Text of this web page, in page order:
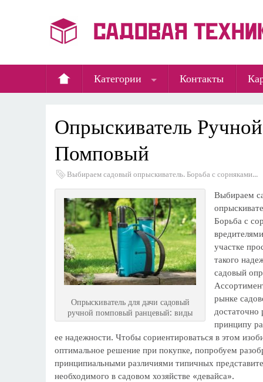
Категории Контакты
Опрыскиватель Ручной
Помповый
Выбираем садовый опрыскиватель. Борьба с сорняками...
Опрыскиватель для дачи садовый
ручной помповый ранцевый: виды
Выбираем
Борьба с
участке
такого
садовый
рынке
достаточно
принципу
ее надежности. Чтобы сориентироваться в этом
оптимальное решение при покупке, попробуем
принципиальными различиями типичных
необходимого в садовом хозяйстве «девайса».